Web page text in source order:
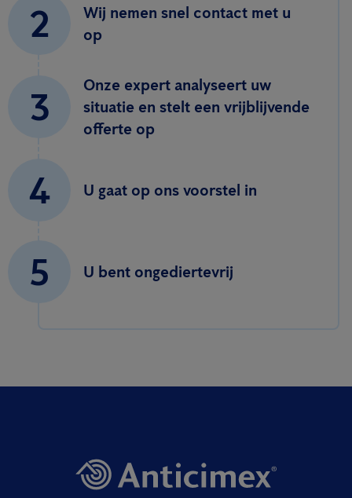
2
Wij nemen snel contact met u
op
3
Onze expert analyseert uw
situatie en stelt een vrijblijvende
offerte op
4 U gaat op ons voorstel in
5 U bent ongediertevrij